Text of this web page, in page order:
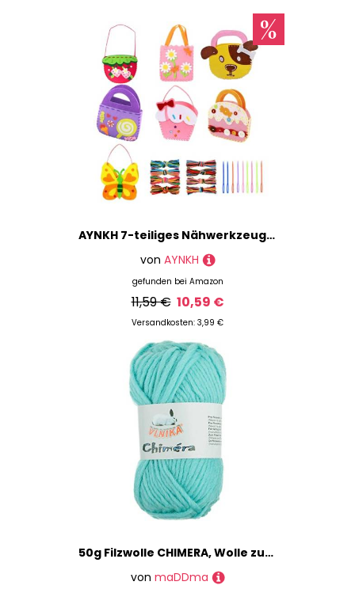
AYNKH 7-teiliges Nähwerkzeug für Mädchen im Alter von 5–10 Jahren, Strickfilz, handgemachtes Nähen, dreidimensionale Cartoon-Tragetasche
von AYNKH
gefunden bei Amazon
11,59 € 10,59 €
Versandkosten: 3,99 €
50g Filzwolle CHIMERA, Wolle zum Strickfilzen, Farbauswahl, Farbe:hellblau
von maDDma